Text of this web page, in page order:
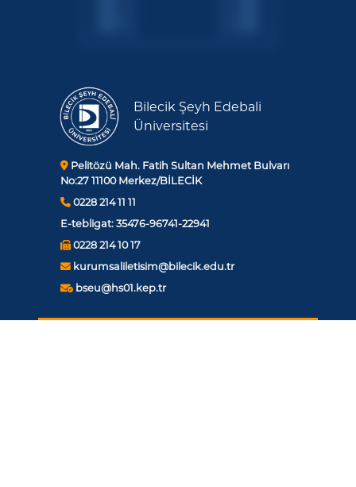
Bilecik Şeyh Edebali
Üniversitesi
Pelitözü Mah. Fatih Sultan Mehmet Bulvarı
No:27 11100 Merkez/BİLECİK
0228 214 11 11
E-tebligat: 35476-96741-22941
0228 214 10 17
kurumsaliletisim@bilecik.edu.tr
bseu@hs01.kep.tr